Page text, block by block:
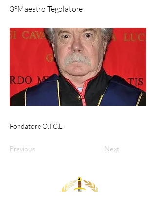
3°Maestro Tegolatore
Fondatore O.I.C.L.
Previous Next